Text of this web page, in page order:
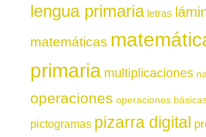
lengua primaria letras
matemáticas
primaria multiplicaciones
operaciones operaciones
pictogramas pizarra digital